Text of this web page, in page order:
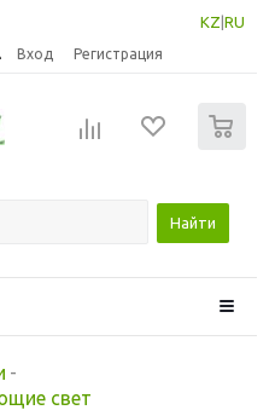
KZ RU
Вход Регистрация
Найти
-
свет